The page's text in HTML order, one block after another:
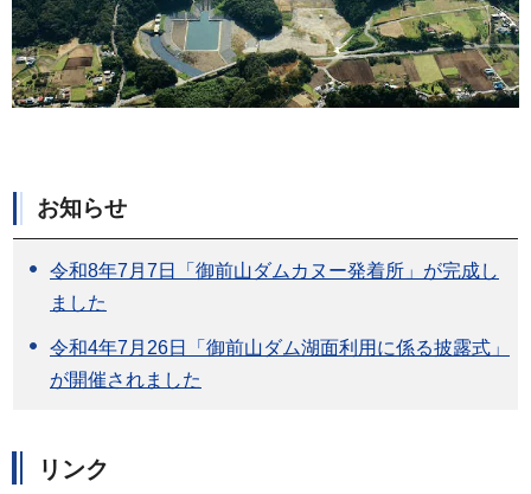
お知らせ
令和8年7月7日「御前山ダムカヌー発着所」が完成し
ました
令和4年7月26日「御前山ダム湖面利用に係る披露式」
が開催されました
リンク